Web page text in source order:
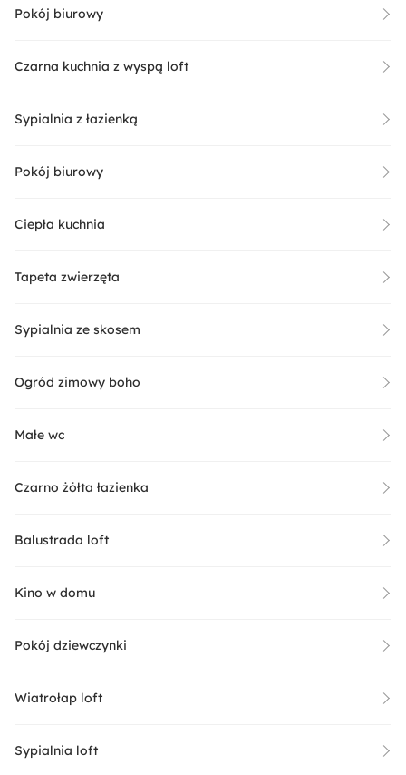
Pokój biurowy
Czarna kuchnia z wyspą loft
Sypialnia z łazienką
Pokój biurowy
Ciepła kuchnia
Tapeta zwierzęta
Sypialnia ze skosem
Ogród zimowy boho
Małe wc
Czarno żółta łazienka
Balustrada loft
Kino w domu
Pokój dziewczynki
Wiatrołap loft
Sypialnia loft